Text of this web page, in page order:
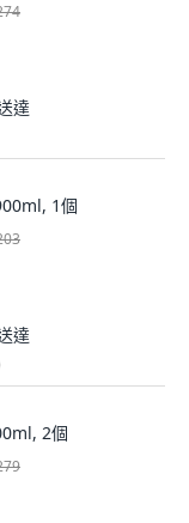
達
1個
達
2個